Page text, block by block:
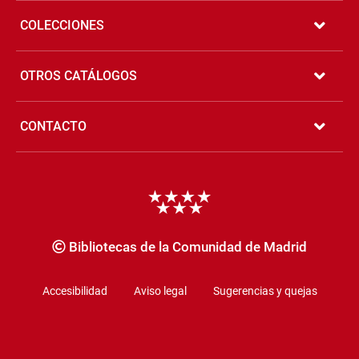
COLECCIONES
OTROS CATÁLOGOS
CONTACTO
Bibliotecas de la Comunidad de Madrid
Accesibilidad Aviso legal Sugerencias y quejas